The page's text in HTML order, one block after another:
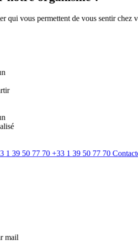
qui vous permettent de vous sentir chez
+33 1 39 50 77 70
mail